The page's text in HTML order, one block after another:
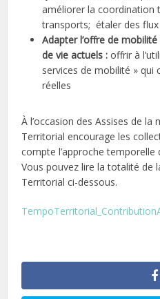
améliorer la coordination
transports; étaler des flux
Adapter l’offre de
de vie actuels :offrir à
services de mobilité » qui
réelles
À l’occasion des Assises de
Territorial encourage les
compte l’approche temporelle
Vous pouvez lire la totalité de
Territorial ci-dessous.